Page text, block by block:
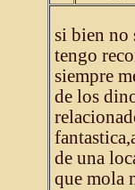
si bien no
tengo
siempre
de los
de una
que mola